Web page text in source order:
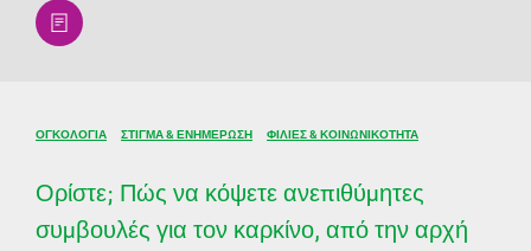
article
ΟΓΚΟΛΟΓΊΑ ΣΤΊΓΜΑ & ΕΝΗΜΈΡΩΣΗ ΦΙΛΊΕΣ & ΚΟΙΝΩΝΙΚΌΤΗΤΑ
Ορίστε; Πώς να κόψετε ανεπιθύμητες
συμβουλές για τον καρκίνο, από την αρχή